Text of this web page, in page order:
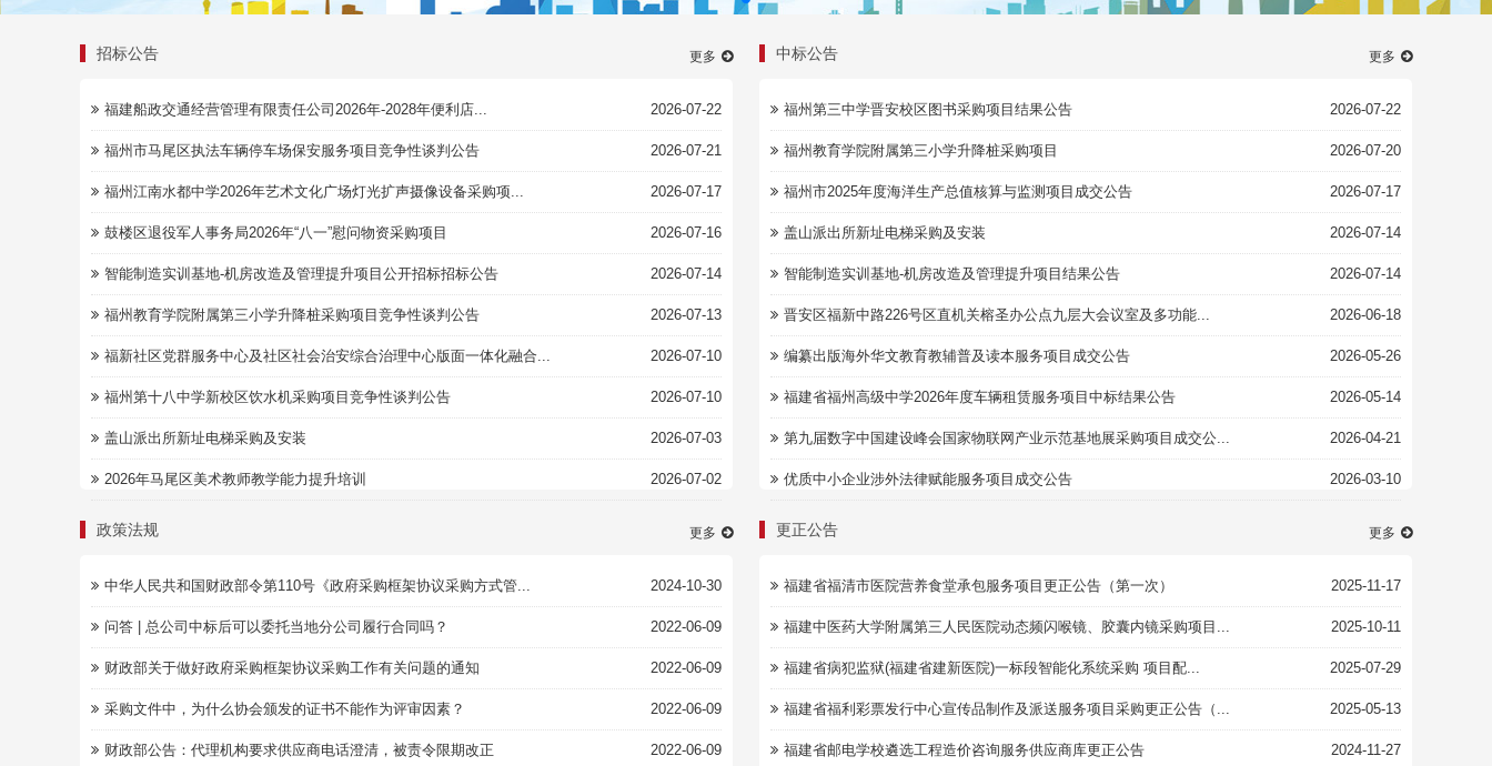
更多
招标公告
福建船政交通经营管理有限责任公司2026年-2028年便利店... 2026-07-22
福州市马尾区执法车辆停车场保安服务项目竞争性谈判公告 2026-07-21
福州江南水都中学2026年艺术文化广场灯光扩声摄像设备采购项... 2026-07-17
鼓楼区退役军人事务局2026年“八一”慰问物资采购项目 2026-07-16
智能制造实训基地-机房改造及管理提升项目公开招标招标公告 2026-07-14
福州教育学院附属第三小学升降桩采购项目竞争性谈判公告 2026-07-13
福新社区党群服务中心及社区社会治安综合治理中心版面一体化融合... 2026-07-10
福州第十八中学新校区饮水机采购项目竞争性谈判公告 2026-07-10
盖山派出所新址电梯采购及安装 2026-07-03
2026年马尾区美术教师教学能力提升培训 2026-07-02
更多
中标公告
福州第三中学晋安校区图书采购项目结果公告 2026-07-22
福州教育学院附属第三小学升降桩采购项目 2026-07-20
福州市2025年度海洋生产总值核算与监测项目成交公告 2026-07-17
盖山派出所新址电梯采购及安装 2026-07-14
智能制造实训基地-机房改造及管理提升项目结果公告 2026-07-14
晋安区福新中路226号区直机关榕圣办公点九层大会议室及多功能... 2026-06-18
编纂出版海外华文教育教辅普及读本服务项目成交公告 2026-05-26
福建省福州高级中学2026年度车辆租赁服务项目中标结果公告 2026-05-14
第九届数字中国建设峰会国家物联网产业示范基地展采购项目成交公... 2026-04-21
优质中小企业涉外法律赋能服务项目成交公告 2026-03-10
更多
政策法规
中华人民共和国财政部令第110号《政府采购框架协议采购方式管... 2024-10-30
问答 | 总公司中标后可以委托当地分公司履行合同吗？ 2022-06-09
财政部关于做好政府采购框架协议采购工作有关问题的通知 2022-06-09
采购文件中，为什么协会颁发的证书不能作为评审因素？ 2022-06-09
财政部公告：代理机构要求供应商电话澄清，被责令限期改正 2022-06-09
更多
更正公告
福建省福清市医院营养食堂承包服务项目更正公告（第一次） 2025-11-17
福建中医药大学附属第三人民医院动态频闪喉镜、胶囊内镜采购项目... 2025-10-11
福建省病犯监狱(福建省建新医院)一标段智能化系统采购 项目配... 2025-07-29
福建省福利彩票发行中心宣传品制作及派送服务项目采购更正公告（... 2025-05-13
福建省邮电学校遴选工程造价咨询服务供应商库更正公告 2024-11-27